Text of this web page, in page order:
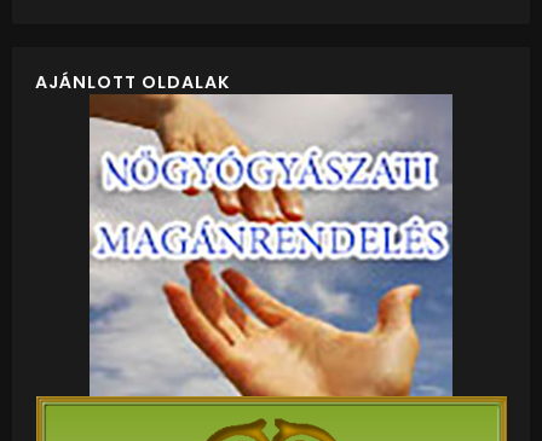
AJÁNLOTT OLDALAK